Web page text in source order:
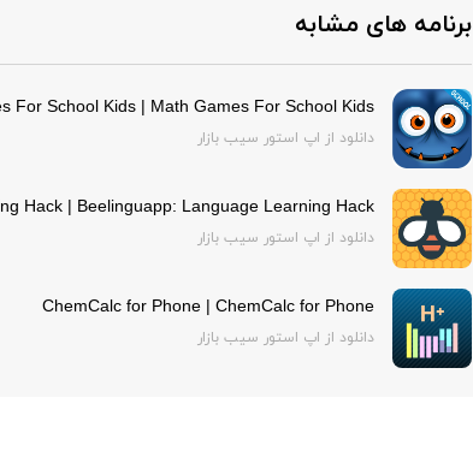
برنامه های مشابه
For School Kids | Math Games For School Kids
دانلود از اپ استور سیب بازار
Hack | Beelinguapp: Language Learning Hack
دانلود از اپ استور سیب بازار
ChemCalc for Phone | ChemCalc for Phone
دانلود از اپ استور سیب بازار